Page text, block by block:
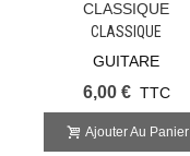
CLASSIQUE
CLASSIQUE
GUITARE
6,00 € TTC
Ajouter Au Panier